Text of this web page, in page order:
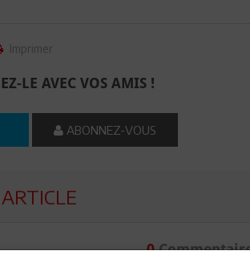
Imprimer
LE AVEC VOS AMIS !
ABONNEZ-VOUS
0